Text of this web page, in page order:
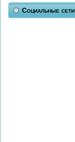
Социальные сети